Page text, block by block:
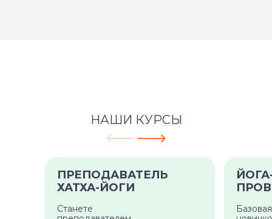
НАШИ КУРСЫ
ПРЕПОДАВАТЕЛЬ
ХАТХА-ЙОГИ
Станете